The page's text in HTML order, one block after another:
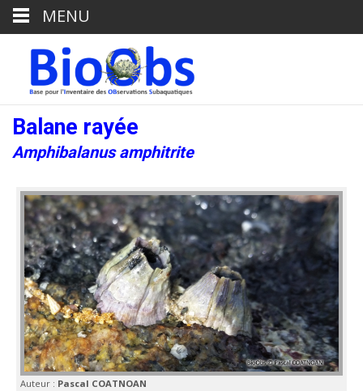
Balane rayée
Amphibalanus amphitrite
Auteur : Pascal COATNOAN
MENU